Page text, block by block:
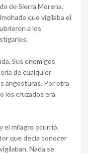
de Sierra Morena,
que vigilaba el
a los
Sus enemigos
de cualquier
angosturas. Por otra
los cruzados era
el milagro ocurrió.
que decía conocer
Nada se